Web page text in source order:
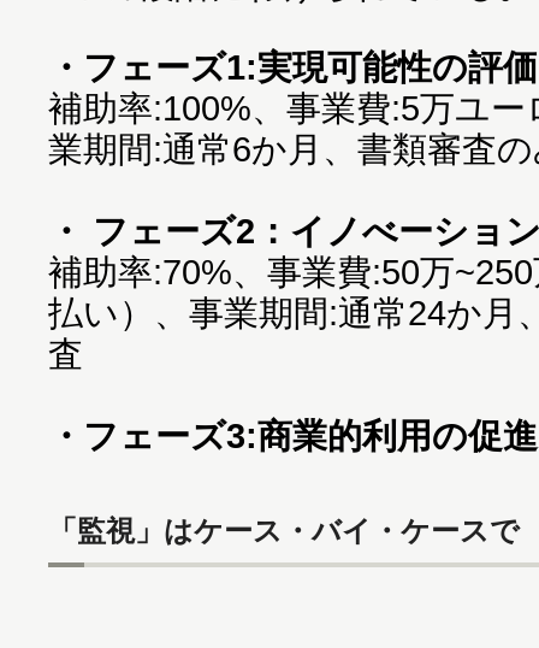
・フェーズ1:実現可能性の評価
補助率:100%、事業費:5万ユ
業期間:通常6か月、書類審査
・ フェーズ2：イノべーショ
補助率:70%、事業費:50万
払い）、事業期間:通常24か月
査
・フェーズ3:商業的利用の促進
「監視」はケース・バイ・ケースで